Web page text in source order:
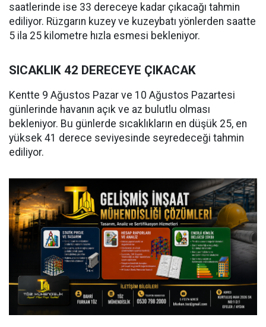
saatlerinde ise 33 dereceye kadar çıkacağı tahmin
ediliyor. Rüzgarın kuzey ve kuzeybatı yönlerden saatte
5 ila 25 kilometre hızla esmesi bekleniyor.
SICAKLIK 42 DERECEYE ÇIKACAK
Kentte 9 Ağustos Pazar ve 10 Ağustos Pazartesi
günlerinde havanın açık ve az bulutlu olması
bekleniyor. Bu günlerde sıcaklıkların en düşük 25, en
yüksek 41 derece seviyesinde seyredeceği tahmin
ediliyor.